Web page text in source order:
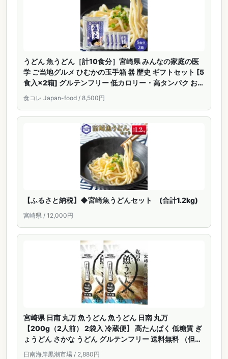
うどん 魚うどん［計10食分］宮崎県 みんなの家庭の医
学 ご当地グルメ ひむかの玉手箱 器 歴史 ギフトセット [5
食入×2箱] グルテンフリー 低カロリー・高タンパク お返
し お祝い お取り寄せ お土産 素材にこだわった 送料無料
食コレ Japan-food / 8,500円
【ふるさと納税】◆宮崎魚うどんセット (合計1.2kg)
宮崎県 / 12,000円
宮崎県 日南 丸万 魚うどん 魚うどん 日南 丸万
【200g（2人前） 2袋入 冷蔵便】 高たんぱく 低糖質 ぎ
ょうどん さかな うどん グルテンフリー 送料無料 （但し
沖縄その他一部離島は9,800円以上が送料無料）
日南海岸黒潮市場 / 2,880円